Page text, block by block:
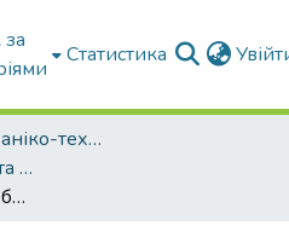
Статистика
Факультет Механіко-технологічний
Кафедра Експлуатації та технічного сервісу машин
Різальні пристрої для збирання незернової частини врожаю при комбайновому збиранні зернових культур методом обчісування рослин на корені